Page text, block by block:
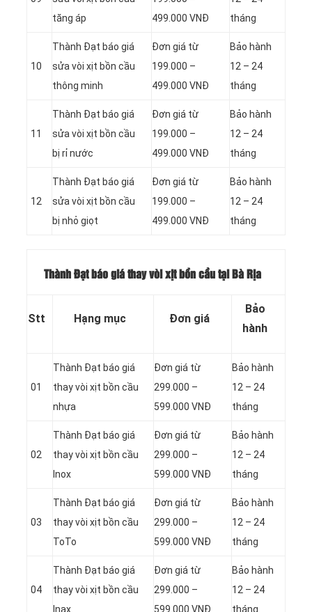
tăng áp
499.000 VNĐ
tháng
10
Thành Đạt báo giá
sửa vòi xịt bồn cầu
thông minh
Đơn giá từ
199.000 –
499.000 VNĐ
Bảo hành
12 – 24
tháng
11
Thành Đạt báo giá
sửa vòi xịt bồn cầu
bị rỉ nước
Đơn giá từ
199.000 –
499.000 VNĐ
Bảo hành
12 – 24
tháng
12
Thành Đạt báo giá
sửa vòi xịt bồn cầu
bị nhỏ giọt
Đơn giá từ
199.000 –
499.000 VNĐ
Bảo hành
12 – 24
tháng
Thành Đạt báo giá thay vòi xịt bồn cầu tại Bà Rịa
Stt Hạng mục Đơn giá
Bảo
hành
01
Thành Đạt báo giá
thay vòi xịt bồn cầu
nhựa
Đơn giá từ
299.000 –
599.000 VNĐ
Bảo hành
12 – 24
tháng
02
Thành Đạt báo giá
thay vòi xịt bồn cầu
Inox
Đơn giá từ
299.000 –
599.000 VNĐ
Bảo hành
12 – 24
tháng
03
Thành Đạt báo giá
thay vòi xịt bồn cầu
ToTo
Đơn giá từ
299.000 –
599.000 VNĐ
Bảo hành
12 – 24
tháng
04
Thành Đạt báo giá
thay vòi xịt bồn cầu
Inax
Đơn giá từ
299.000 –
599.000 VNĐ
Bảo hành
12 – 24
tháng